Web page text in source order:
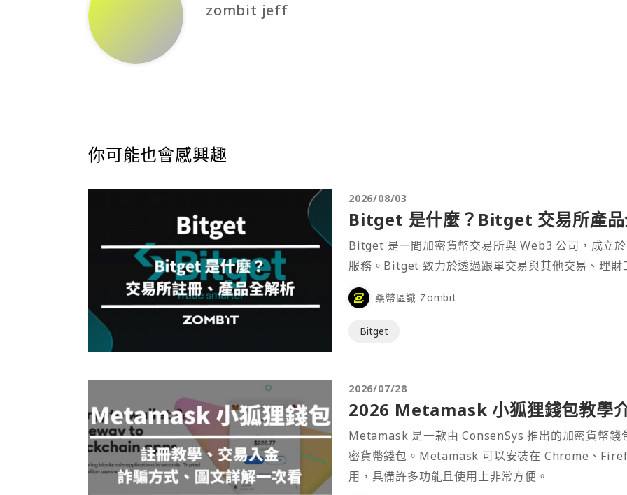
zombit jeff
你可能也會感興趣
2026/08/03
Bitget 是什麼？Bitget 交易所產品
Bitget 是一間加密貨幣交易所與 Web3 公司，成立
服務。Bitget 致力於透過跟單交易與其他交易、理財
桑幣區識 Zombit
Bitget
2026/07/28
2026 Metamask 小狐狸錢包教學
Metamask 是一款由 ConsenSys 推出的加密貨幣錢
密貨幣錢包。Metamask 可以安裝在 Chrome、
用，具備許多功能且使用上非常方便。